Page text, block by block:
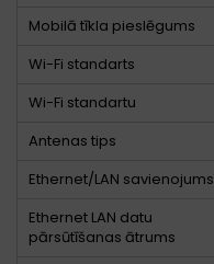
Mobilā tīkla pieslēgums
Wi-Fi standarts
Wi-Fi standartu
Antenas tips
Ethernet/LAN savienojums
Ethernet LAN datu
pārsūtīšanas ātrums